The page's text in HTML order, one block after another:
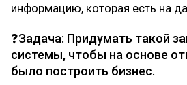
информацию, которая есть на
❓Задача: Придумать такой
системы, чтобы на основе
было построить бизнес.